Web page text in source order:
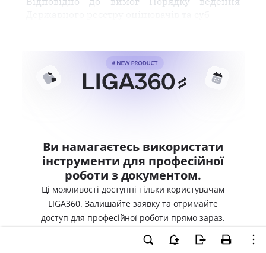
Ви намагаєтесь використати
інструменти для професійної
роботи з документом.
Ці можливості доступні тільки користувачам
LIGA360. Залишайте заявку та отримайте
доступ для професійної роботи прямо зараз.